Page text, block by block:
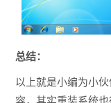
总结：
以上就是小编为小